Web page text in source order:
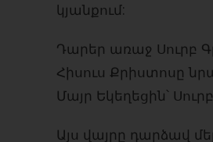
կյանքում:
Դարեր առաջ Սուրբ
Հիսուս Քրիստոսը
Մայր Եկեղեցին՝
Այս վայրը դարձավ